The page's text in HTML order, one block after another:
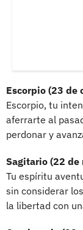
Escorpio (23 de
Escorpio, tu
aferrarte al
perdonar y
Sagitario (22
Tu espíritu
sin considerar
la libertad con